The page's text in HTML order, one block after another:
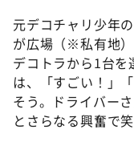
元デコチャリ少年
が広場（※私有地
デコトラから1台
は、「すごい！」
そう。ドライバー
とさらなる興奮で